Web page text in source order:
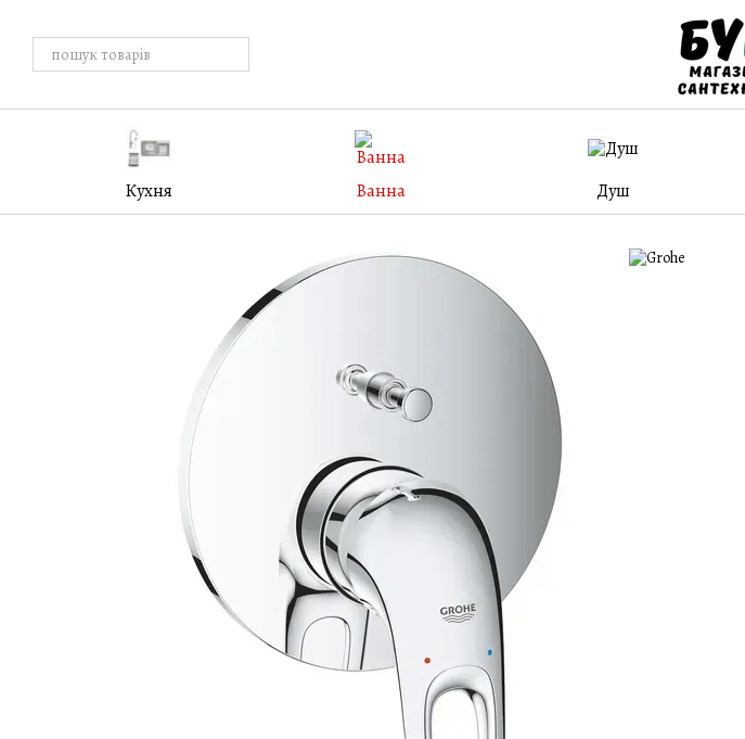
Кухня Ванна Душ